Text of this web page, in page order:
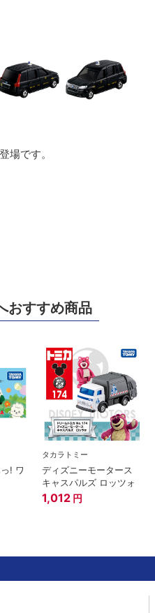
場です。
おすすめ商品
! ワ
タカラトミー
ディズニーモータース
キャスパルズ ロッツォ
1,012 円